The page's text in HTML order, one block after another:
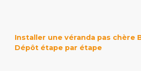
Installer une véranda pas chère
Dépôt étape par étape